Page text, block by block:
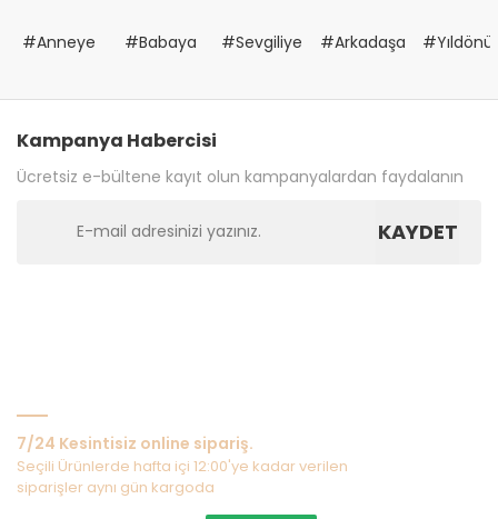
#Anneye #Babaya #Sevgiliye #Arkadaşa
Kampanya Habercisi
Ücretsiz e-bültene kayıt olun kampanyalardan faydalanın
KAYDET
7/24 Kesintisiz online sipariş.
Seçili Ürünlerde hafta içi 12:00'ye kadar verilen
siparişler aynı gün kargoda